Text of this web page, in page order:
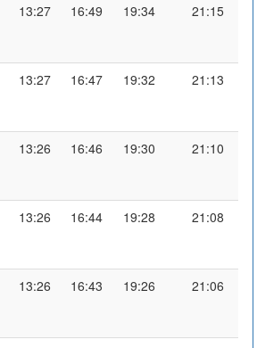
13:27 16:49 19:34 21:15
13:27 16:47 19:32 21:13
13:26 16:46 19:30 21:10
13:26 16:44 19:28 21:08
13:26 16:43 19:26 21:06